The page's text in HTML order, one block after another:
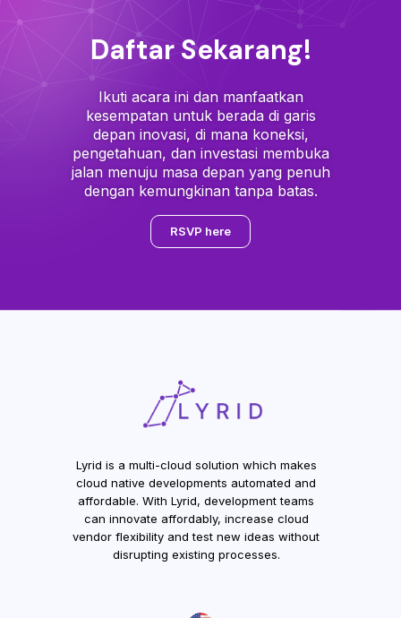
Daftar Sekarang!
Ikuti acara ini dan manfaatkan
kesempatan untuk berada di garis
depan inovasi, di mana koneksi,
pengetahuan, dan investasi membuka
jalan menuju masa depan yang penuh
dengan kemungkinan tanpa batas.
RSVP here
Lyrid is a multi-cloud solution which makes
cloud native developments automated and
affordable. With Lyrid, development teams
can innovate affordably, increase cloud
vendor flexibility and test new ideas without
disrupting existing processes.